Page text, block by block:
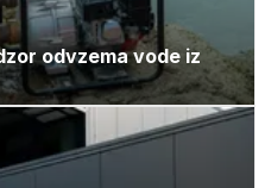
odvzema vode iz